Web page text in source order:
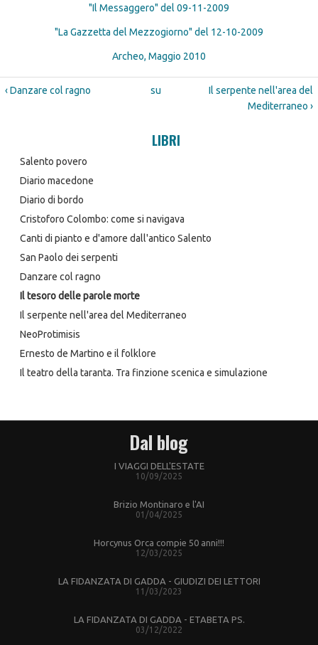
"Il Messaggero" del 09-11-2009
"La Gazzetta del Mezzogiorno" del 12-10-2009
Archeo, Maggio 2010
‹ Danzare col ragno su
Il serpente nell'area del
Mediterraneo ›
LIBRI
Salento povero
Diario macedone
Diario di bordo
Cristoforo Colombo: come si navigava
Canti di pianto e d'amore dall'antico Salento
San Paolo dei serpenti
Danzare col ragno
Il tesoro delle parole morte
Il serpente nell'area del Mediterraneo
NeoProtimisis
Ernesto de Martino e il folklore
Il teatro della taranta. Tra finzione scenica e simulazione
Dal blog
I VIAGGI DELL'ESTATE
10/09/2025
Brizio Montinaro e l'AI
01/04/2025
Horcynus Orca compie 50 anni!!!
12/03/2025
LA FIDANZATA DI GADDA - GIUDIZI DEI LETTORI
11/03/2023
LA FIDANZATA DI GADDA - ETABETA PS.
03/12/2022